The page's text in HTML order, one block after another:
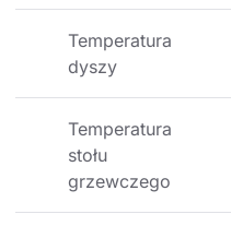
Temperatura
dyszy
Temperatura
stołu
grzewczego